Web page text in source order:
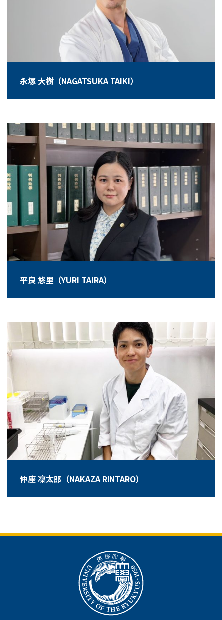
永塚 大樹（NAGATSUKA TAIKI）
平良 悠里（YURI TAIRA）
仲座 凜太郎（NAKAZA RINTARO）